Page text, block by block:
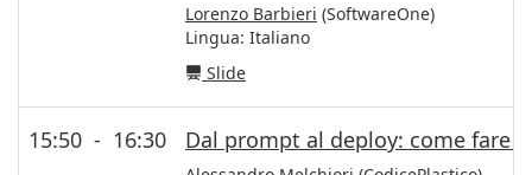
Lorenzo Barbieri (SoftwareOne)
Lingua: Italiano
Slide
15:50 - 16:30 Dal prompt al deploy: come fare